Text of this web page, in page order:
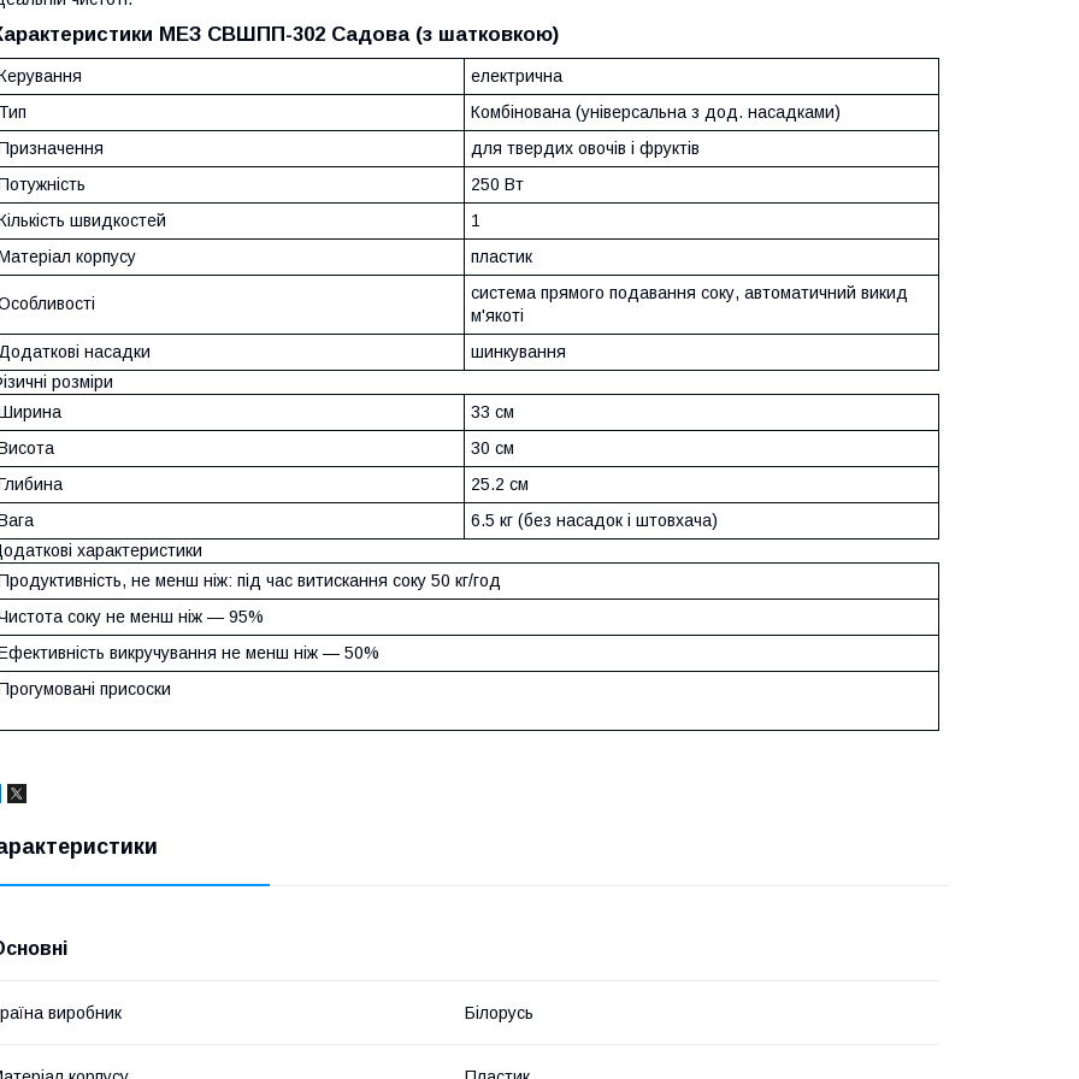
МЕЗ СВШПП-302 Садова (з шатковкою)
електрична
Комбінована (універсальна з дод. насадками)
для твердих овочів і фруктів
250 Вт
швидкостей
1
корпусу
пластик
система прямого подавання соку, автоматичний викид
м'якоті
насадки
шинкування
розміри
33 см
30 см
25.2 см
6.5 кг (без насадок і штовхача)
характеристики
не менш ніж: під час витискання соку 50 кг/год
соку не менш ніж — 95%
викручування не менш ніж — 50%
присоски
виробник Білорусь